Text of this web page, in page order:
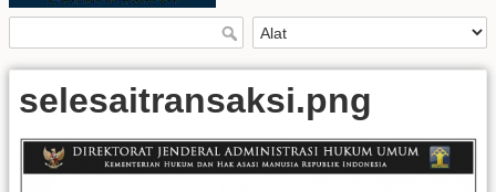
selesaitransaksi.png